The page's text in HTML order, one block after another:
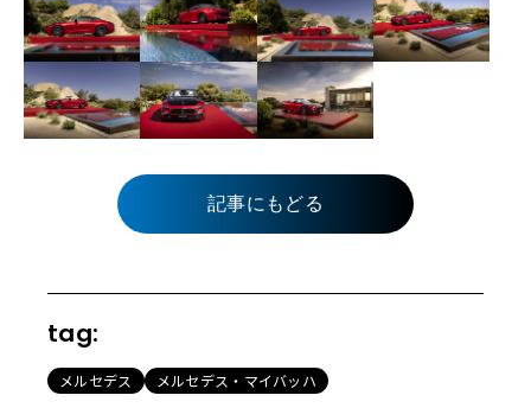
記事にもどる
tag:
メルセデス メルセデス・マイバッハ